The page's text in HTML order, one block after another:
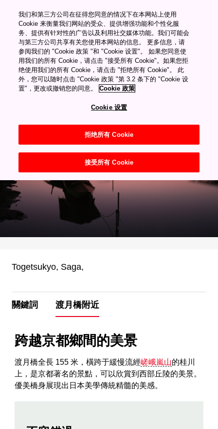
My Favorites
風景區
渡月橋
渡月橋
Togetsukyo, Saga,
關鍵詞 渡月橋附近
跨越京都鄉間的美景
渡月橋全長 155 米，橫跨于緩慢流經嵯峨嵐山的桂川
上，是京都著名的景點，可以欣賞到西部丘陵的美景。
優美橋身展現出日本美學傳統精髓的美感。
我们和第三方公司在征得您同意的情况下在本网站上使用
Cookie 来衡量我们网站的受众、提供增强功能和个性化服
务、提供有针对性的广告以及利用社交媒体功能。我们可能会
与第三方公司共享有关您使用本网站的信息。 更多信息，请
参阅我们的 "Cookie 政策 "和 "Cookie 设置"。 如果您同意使
用我们的所有 Cookie，请点击 "接受所有 Cookie"。如果您拒
绝使用我们的所有 Cookie，请点击 "拒绝所有 Cookie"。 此
外，您可以随时点击 "Cookie 政策 "第 3.2 条下的 "Cookie 设
置"，更改或撤销您的同意。
Cookie 政策
Cookie 设置
拒绝所有 Cookie
接受所有 Cookie